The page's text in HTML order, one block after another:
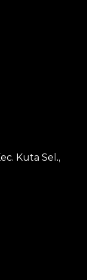
Kuta Sel.,